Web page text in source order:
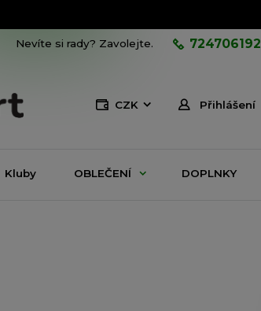
CZK Přihlášení
Nevíte si rady? Zavolejte. 724706192
Kluby OBLEČENÍ DOPLNKY